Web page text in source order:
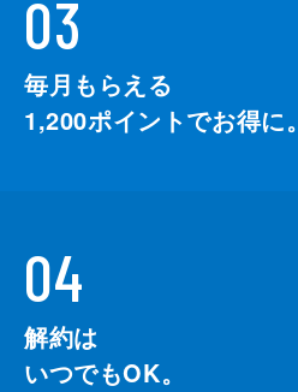
03
毎月もらえる
1,200ポイントでお得に。
04
解約は
いつでもOK。